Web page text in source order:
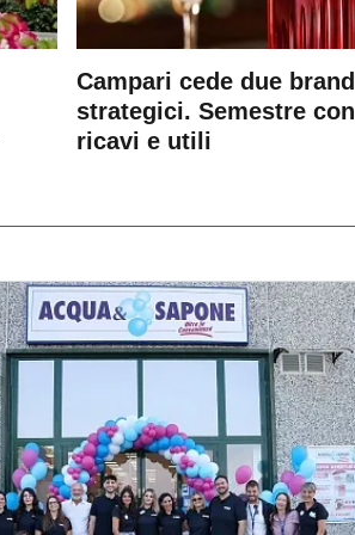
Campari cede due
strategici. Semestre
ricavi e utili